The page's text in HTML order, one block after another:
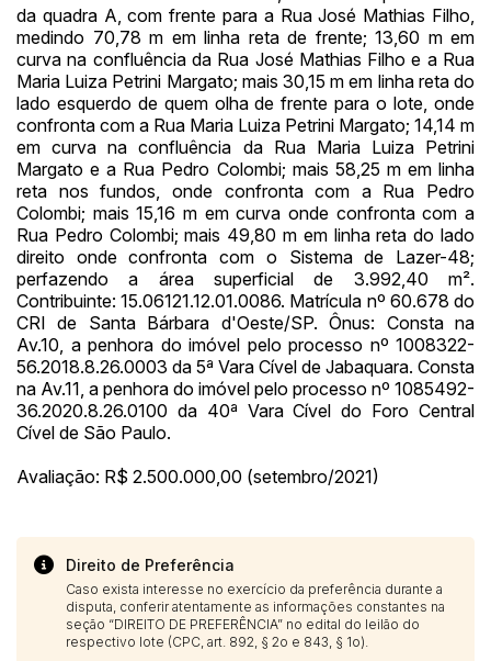
da quadra A, com frente para a Rua José Mathias Filho,
medindo 70,78 m em linha reta de frente; 13,60 m em
curva na confluência da Rua José Mathias Filho e a Rua
Maria Luiza Petrini Margato; mais 30,15 m em linha reta do
lado esquerdo de quem olha de frente para o lote, onde
confronta com a Rua Maria Luiza Petrini Margato; 14,14 m
em curva na confluência da Rua Maria Luiza Petrini
Margato e a Rua Pedro Colombi; mais 58,25 m em linha
reta nos fundos, onde confronta com a Rua Pedro
Colombi; mais 15,16 m em curva onde confronta com a
Rua Pedro Colombi; mais 49,80 m em linha reta do lado
direito onde confronta com o Sistema de Lazer-48;
perfazendo a área superficial de 3.992,40 m².
Contribuinte: 15.06121.12.01.0086. Matrícula nº 60.678 do
CRI de Santa Bárbara d'Oeste/SP. Ônus: Consta na
Av.10, a penhora do imóvel pelo processo nº 1008322-
56.2018.8.26.0003 da 5ª Vara Cível de Jabaquara. Consta
na Av.11, a penhora do imóvel pelo processo nº 1085492-
36.2020.8.26.0100 da 40ª Vara Cível do Foro Central
Cível de São Paulo.
Avaliação: R$ 2.500.000,00 (setembro/2021)
Direito de Preferência
Caso exista interesse no exercício da preferência durante a
disputa, conferir atentamente as informações constantes na
seção “DIREITO DE PREFERÊNCIA” no edital do leilão do
respectivo lote (CPC, art. 892, § 2o e 843, § 1o).
14/04/2025 18:43:11 TIAGOFELIPE R$ 1,00
14/04/2025 18:43:11 TIAGOFELIPE R$ 1,00
14/04/2025 18:43:11 TIAGOFELIPE R$ 1,00
Clique aqui para fazer login